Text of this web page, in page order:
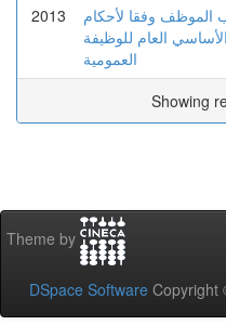
2013
الموظف وفقا لأحكام
العام للوظيفة
العمومية
Showing
Theme by
DSpace Software Copyright